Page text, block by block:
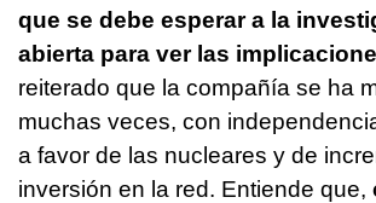
que se debe esperar a la
abierta para ver las
reiterado que la compañía se ha
muchas veces, con
a favor de las nucleares y de
inversión en la red. Entiende que,